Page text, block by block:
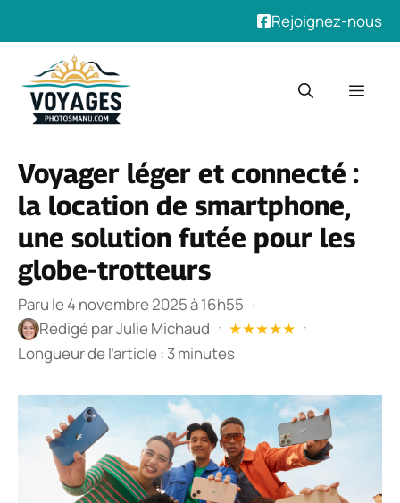
Rejoignez-nous
contenu
Voyager léger et connecté :
la location de smartphone,
une solution futée pour les
globe-trotteurs
Paru le 4 novembre 2025 à 16h55 ·
Rédigé parJulie Michaud · ★★★★★ ·
Longueur de l’article : 3 minutes